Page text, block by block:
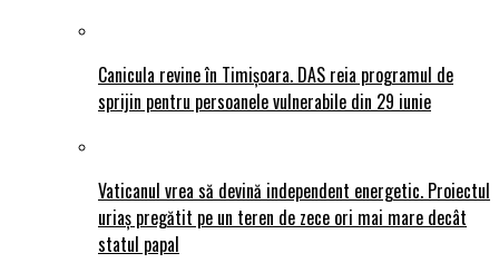
Canicula revine în Timișoara. DAS reia programul de
sprijin pentru persoanele vulnerabile din 29 iunie
Vaticanul vrea să devină independent energetic. Proiectul
uriaș pregătit pe un teren de zece ori mai mare decât
statul papal